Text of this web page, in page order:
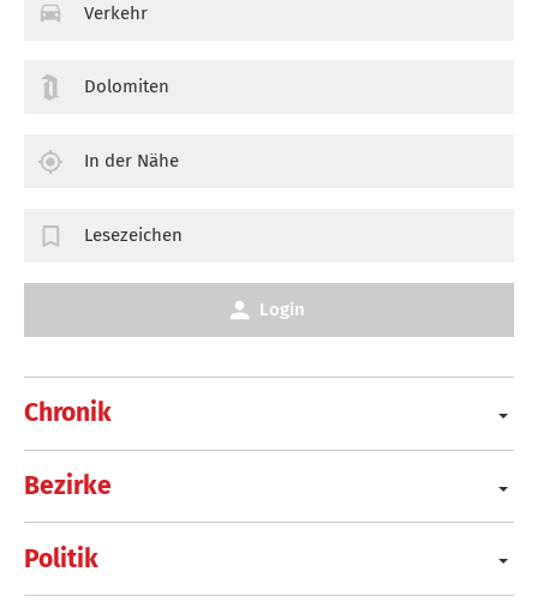
Chronik
Bezirke
Politik
Verkehr
Dolomiten
In der Nähe
Lesezeichen
Login